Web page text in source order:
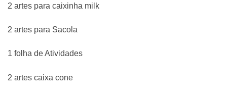
2 artes para caixinha milk
2 artes para Sacola
1 folha de Atividades
2 artes caixa cone